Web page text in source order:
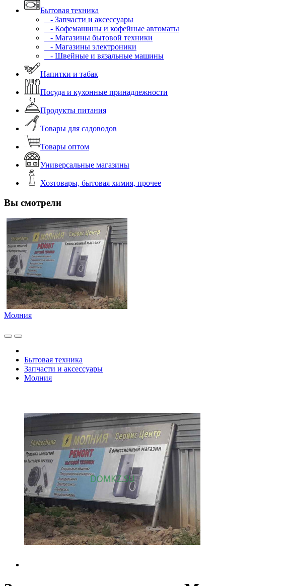
Бытовая техника
- Запчасти и аксессуары
- Кофемашины и кофейные автоматы
- Магазины бытовой техники
- Магазины электроники
- Швейные и вязальные машины
Напитки и табак
Посуда и кухонные принадлежности
Продукты питания
Товары для садоводов
Товары оптом
Универсальные магазины
Хозтовары, бытовая химия, прочее
Вы смотрели
Молния
Бытовая техника
Запчасти и аксессуары
Молния